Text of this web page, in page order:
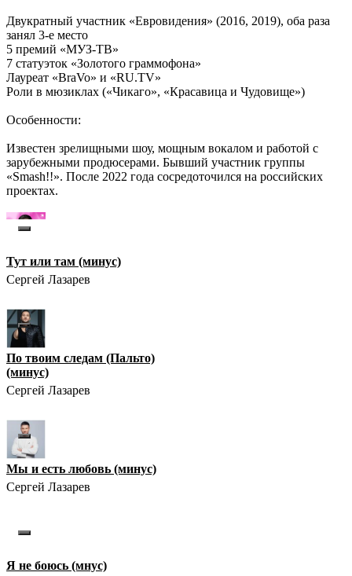
Двукратный участник «Евровидения» (2016, 2019), оба раза
занял 3-е место
5 премий «МУЗ-ТВ»
7 статуэток «Золотого граммофона»
Лауреат «BraVo» и «RU.TV»
Роли в мюзиклах («Чикаго», «Красавица и Чудовище»)
Особенности:
Известен зрелищными шоу, мощным вокалом и работой с
зарубежными продюсерами. Бывший участник группы
«Smash!!». После 2022 года сосредоточился на российских
проектах.
Тут или там (минус)
Сергей Лазарев
По твоим следам (Пальто)
(минус)
Сергей Лазарев
Мы и есть любовь (минус)
Сергей Лазарев
Я не боюсь (мнус)